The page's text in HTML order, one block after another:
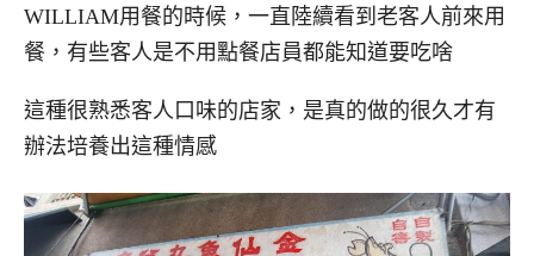
WILLIAM用餐的時候，一直陸續看到老客人前來用
餐，有些客人是不用點餐店員都能知道要吃啥
這種很熟悉客人口味的店家，是真的做的很久才有
辦法培養出這種情感